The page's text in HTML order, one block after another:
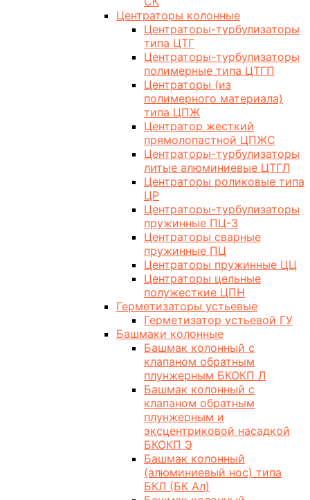
Центраторы колонные
Центраторы-турбулизаторы
типа ЦТГ
Центраторы-турбулизаторы
полимерные типа ЦТГП
Центраторы (из
полимерного материала)
типа ЦПЖ
Центратор жесткий
прямолопастной ЦПЖС
Центраторы-турбулизаторы
литые алюминиевые ЦТГЛ
Центраторы роликовые типа
ЦР
Центраторы-турбулизаторы
пружинные ПЦ-3
Центраторы сварные
пружинные ПЦ
Центраторы пружинные ЦЦ
Центраторы цельные
полужесткие ЦПН
Герметизаторы устьевые
Герметизатор устьевой ГУ
Башмаки колонные
Башмак колонный с
клапаном обратным
плунжерным БКОКП Л
Башмак колонный с
клапаном обратным
плунжерным и
эксцентриковой насадкой
БКОКП Э
Башмак колонный
(алюминиевый нос) типа
БКЛ (БК Ал)